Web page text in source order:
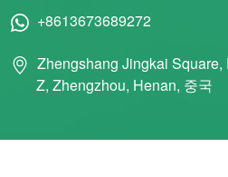
+8613673689272
Zhengshang Jingkai
Z, Zhengzhou, Henan, 중국